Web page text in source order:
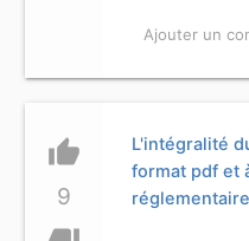
Ajouter un
thumb_up
9
L'intégralité
format pdf et